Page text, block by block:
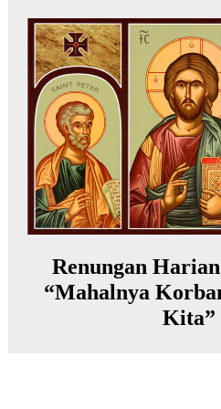
Renungan
“Mahalnya
Kita”